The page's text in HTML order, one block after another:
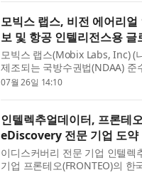
모빅스 랩스, 비전 에어리
보 및 항공 인텔리전스용
모빅스 랩스(Mobix Labs, Inc) (
제조되는 국방수권법(NDAA) 준
비전 에어리얼(Vision Aerial,
07월 26일 14:10
인텔렉추얼데이터, 프론테
eDiscovery 전문 기업 도약
이디스커버리 전문 기업 인텔렉
기업 프론테오(FRONTEO)의 한